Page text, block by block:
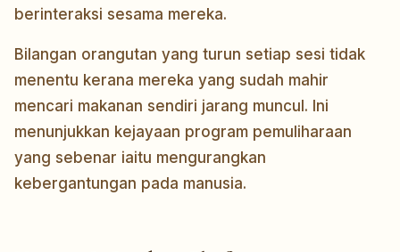
berinteraksi sesama mereka.
Bilangan orangutan yang turun setiap sesi tidak
menentu kerana mereka yang sudah mahir
mencari makanan sendiri jarang muncul. Ini
menunjukkan kejayaan program pemuliharaan
yang sebenar iaitu mengurangkan
kebergantungan pada manusia.